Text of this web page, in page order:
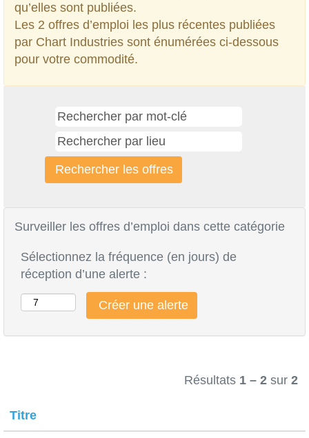
qu’elles sont publiées.
Les 2 offres d’emploi les plus récentes publiées
par Chart Industries sont énumérées ci-dessous
pour votre commodité.
Surveiller les offres d’emploi dans cette catégorie
Sélectionnez la fréquence (en jours) de
réception d’une alerte :
Résultats 1 – 2 sur 2
Titre